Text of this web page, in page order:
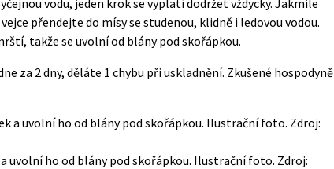
přendejte do mísy se studenou, klidně i ledovou vodou.
takže se uvolní od blány pod skořápkou.
za 2 dny, děláte 1 chybu při uskladnění. Zkušené hospodyně
uvolní ho od blány pod skořápkou. Ilustrační foto. Zdroj: